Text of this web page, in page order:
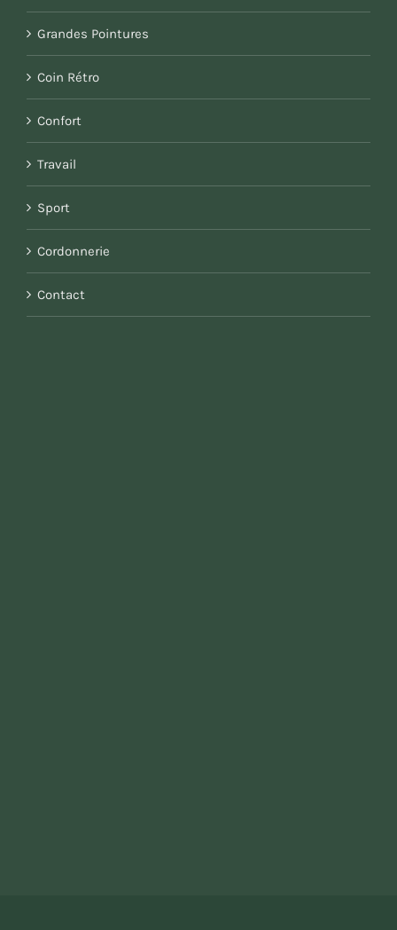
Grandes Pointures
Coin Rétro
Confort
Travail
Sport
Cordonnerie
Contact